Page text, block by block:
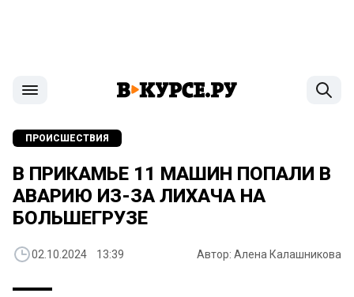
ПРОИСШЕСТВИЯ
В ПРИКАМЬЕ 11 МАШИН ПОПАЛИ В
АВАРИЮ ИЗ-ЗА ЛИХАЧА НА
БОЛЬШЕГРУЗЕ
02.10.2024 13:39 Автор: Алена Калашникова